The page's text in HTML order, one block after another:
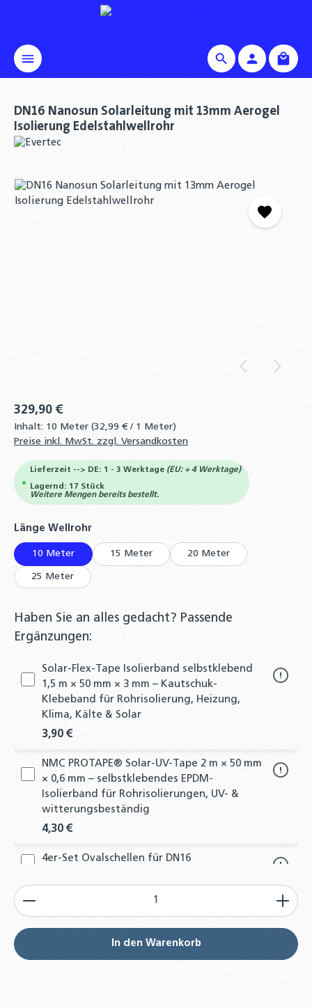
DN16 Nanosun Solarleitung mit 13mm Aerogel
Isolierung Edelstahlwellrohr
Bildergalerie überspringen
329,90 €
Inhalt: 10 Meter (32,99 € / 1 Meter)
Preise inkl. MwSt. zzgl. Versandkosten
Lieferzeit --> DE: 1 - 3 Werktage (EU: + 4 Werktage)
Lagernd: 17 Stück
Weitere Mengen bereits bestellt.
Länge Wellrohrauswählen
10 Meter 15 Meter 20 Meter
25 Meter
Haben Sie an alles gedacht? Passende
Ergänzungen:
Solar-Flex-Tape Isolierband selbstklebend
1,5 m × 50 mm × 3 mm – Kautschuk-
Klebeband für Rohrisolierung, Heizung,
Klima, Kälte & Solar
3,90 €
NMC PROTAPE® Solar-UV-Tape 2 m × 50 mm
× 0,6 mm – selbstklebendes EPDM-
Isolierband für Rohrisolierungen, UV- &
witterungsbeständig
4,30 €
4er-Set Ovalschellen für DN16
7,5cm für Aerogel Nanosun Wellrohre
1,90 €
Produkt Anzahl: Gib den gewünschten Wert ein
In den Warenkorb